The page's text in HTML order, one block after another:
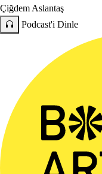
Çiğdem Aslantaş
Podcast'i Dinle